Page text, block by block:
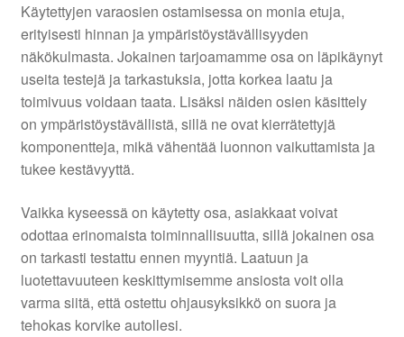
Käytettyjen varaosien ostamisessa on monia etuja,
erityisesti hinnan ja ympäristöystävällisyyden
näkökulmasta. Jokainen tarjoamamme osa on läpikäynyt
useita testejä ja tarkastuksia, jotta korkea laatu ja
toimivuus voidaan taata. Lisäksi näiden osien käsittely
on ympäristöystävällistä, sillä ne ovat kierrätettyjä
komponentteja, mikä vähentää luonnon vaikuttamista ja
tukee kestävyyttä.
Vaikka kyseessä on käytetty osa, asiakkaat voivat
odottaa erinomaista toiminnallisuutta, sillä jokainen osa
on tarkasti testattu ennen myyntiä. Laatuun ja
luotettavuuteen keskittymisemme ansiosta voit olla
varma siitä, että ostettu ohjausyksikkö on suora ja
tehokas korvike autollesi.